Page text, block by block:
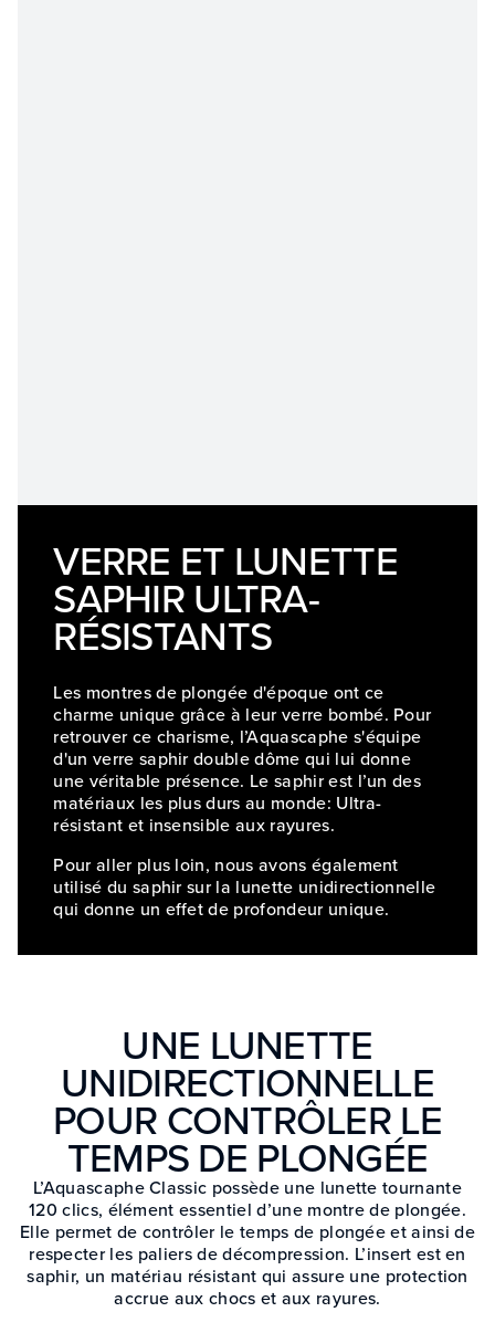
VERRE ET LUNETTE
SAPHIR ULTRA-
RÉSISTANTS
Les montres de plongée d'époque ont ce
charme unique grâce à leur verre bombé. Pour
retrouver ce charisme, l’Aquascaphe s'équipe
d'un verre saphir double dôme qui lui donne
une véritable présence. Le saphir est l’un des
matériaux les plus durs au monde: Ultra-
résistant et insensible aux rayures.
Pour aller plus loin, nous avons également
utilisé du saphir sur la lunette unidirectionnelle
qui donne un effet de profondeur unique.
UNE LUNETTE
UNIDIRECTIONNELLE
POUR CONTRÔLER LE
TEMPS DE PLONGÉE
L’Aquascaphe Classic possède une lunette tournante
120 clics, élément essentiel d’une montre de plongée.
Elle permet de contrôler le temps de plongée et ainsi de
respecter les paliers de décompression. L’insert est en
saphir, un matériau résistant qui assure une protection
accrue aux chocs et aux rayures.